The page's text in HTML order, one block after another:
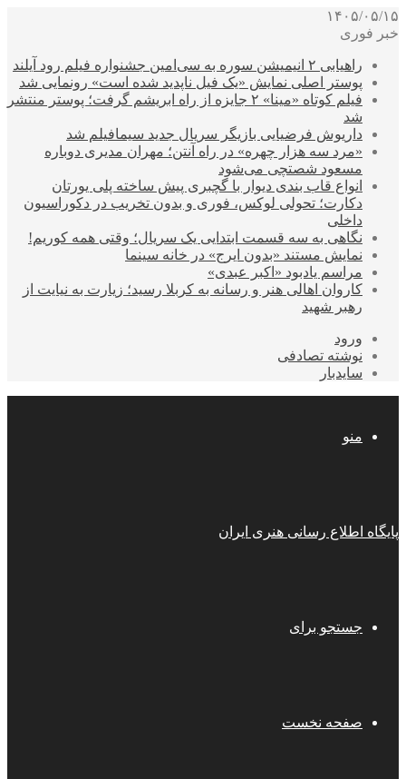
۱۴۰۵/۰۵/۱۵
خبر فوری
راهیابی ۲ انیمیشن سوره به سی‌امین جشنواره فیلم رود آیلند
پوستر اصلی نمایش «یک فیل ناپدید شده است» رونمایی شد
فیلم کوتاه «مینا» ۲ جایزه از راه ابریشم گرفت؛ پوستر منتشر
شد
داریوش فرضیایی بازیگر سریال جدید سیمافیلم شد
«مرد سه هزار چهره» در راه آنتن؛ مهران مدیری دوباره
مسعود شصتچی می‌شود
انواع قاب بندی دیوار با گچبری پیش ساخته پلی یورتان
دکارت؛ تحولی لوکس، فوری و بدون تخریب در دکوراسیون
داخلی
نگاهی به سه قسمت ابتدایی یک سریال؛ وقتی همه کوریم!
نمایش مستند «بدون ایرج» در خانه سینما
مراسم یادبود «اکبر عبدی»
کاروان اهالی هنر و رسانه به کربلا رسید؛ زیارت به نیایت از
رهبر شهید
ورود
نوشته تصادفی
سایدبار
منو
پایگاه اطلاع رسانی هنری ایران
جستجو برای
صفحه نخست